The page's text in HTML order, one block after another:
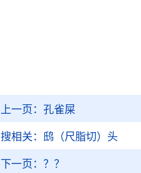
上一页： 孔雀屎
搜相关： 鸱（尺脂切）头
下一页： ？？